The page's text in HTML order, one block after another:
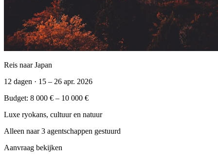
Reis naar Japan
12 dagen · 15 – 26 apr. 2026
Budget: 8 000 € – 10 000 €
Luxe ryokans, cultuur en natuur
Alleen naar 3 agentschappen gestuurd
Aanvraag bekijken